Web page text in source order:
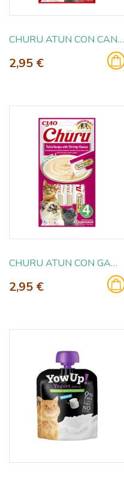
CHURU ATUN CON CANGREJO 4X14GR
2,95 €
CHURU ATUN CON GAMBAS 4X14GR
2,95 €